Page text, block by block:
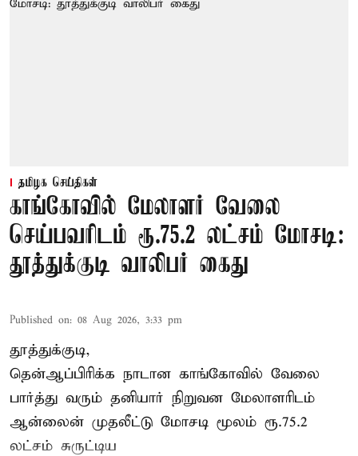
தமிழக செய்திகள்
காங்கோவில் மேலாளர் வேலை
செய்பவரிடம் ரூ.75.2 லட்சம் மோசடி:
தூத்துக்குடி வாலிபர் கைது
Published on: 08 Aug 2026, 3:33 pm
தூத்துக்குடி,
தென்ஆப்பிரிக்க நாடான காங்கோவில் வேலை
பார்த்து வரும் தனியார் நிறுவன மேலாளரிடம்
ஆன்லைன் முதலீட்டு மோசடி மூலம் ரூ.75.2
லட்சம் சுருட்டிய